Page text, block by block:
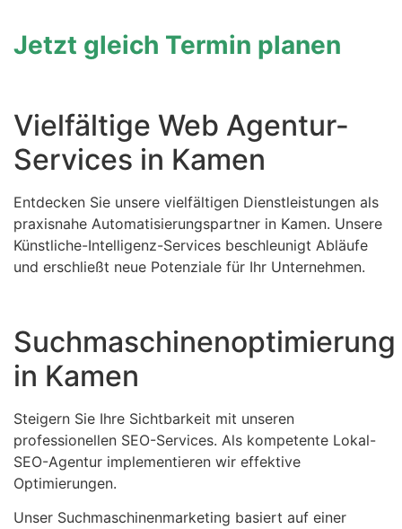
Jetzt gleich Termin planen
Vielfältige Web Agentur-
Services in Kamen
Entdecken Sie unsere vielfältigen Dienstleistungen als
praxisnahe Automatisierungspartner in Kamen. Unsere
Künstliche-Intelligenz-Services beschleunigt Abläufe
und erschließt neue Potenziale für Ihr Unternehmen.
Suchmaschinenoptimierung
in Kamen
Steigern Sie Ihre Sichtbarkeit mit unseren
professionellen SEO-Services. Als kompetente Lokal-
SEO-Agentur implementieren wir effektive
Optimierungen.
Unser Suchmaschinenmarketing basiert auf einer